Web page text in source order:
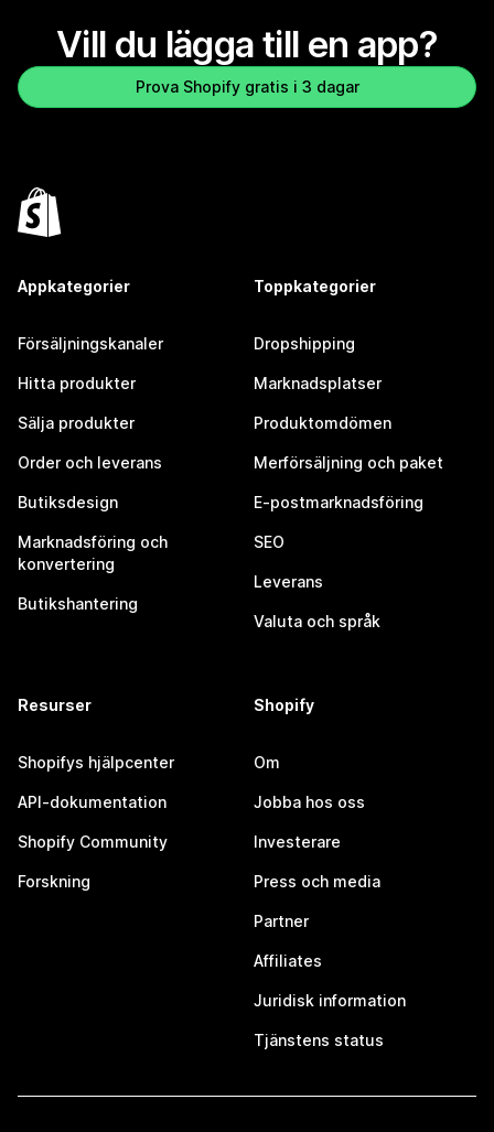
Vill du lägga till en app?
Prova Shopify gratis i 3 dagar
Appkategorier
Försäljningskanaler
Hitta produkter
Sälja produkter
Order och leverans
Butiksdesign
Marknadsföring och
konvertering
Butikshantering
Toppkategorier
Dropshipping
Marknadsplatser
Produktomdömen
Merförsäljning och paket
E-postmarknadsföring
SEO
Leverans
Valuta och språk
Resurser
Shopifys hjälpcenter
API-dokumentation
Shopify Community
Forskning
Shopify
Om
Jobba hos oss
Investerare
Press och media
Partner
Affiliates
Juridisk information
Tjänstens status